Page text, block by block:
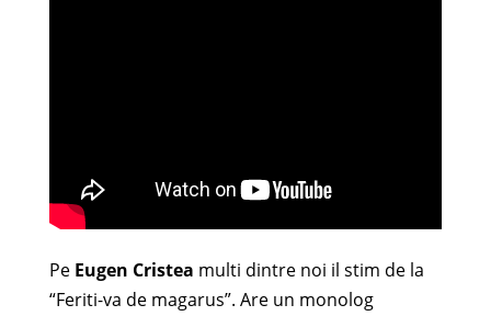
Pe Eugen Cristea multi dintre noi il stim de la
“Feriti-va de magarus”. Are un monolog